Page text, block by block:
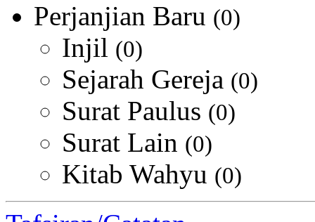
Perjanjian Baru (0)
Injil (0)
Sejarah Gereja (0)
Surat Paulus (0)
Surat Lain (0)
Kitab Wahyu (0)